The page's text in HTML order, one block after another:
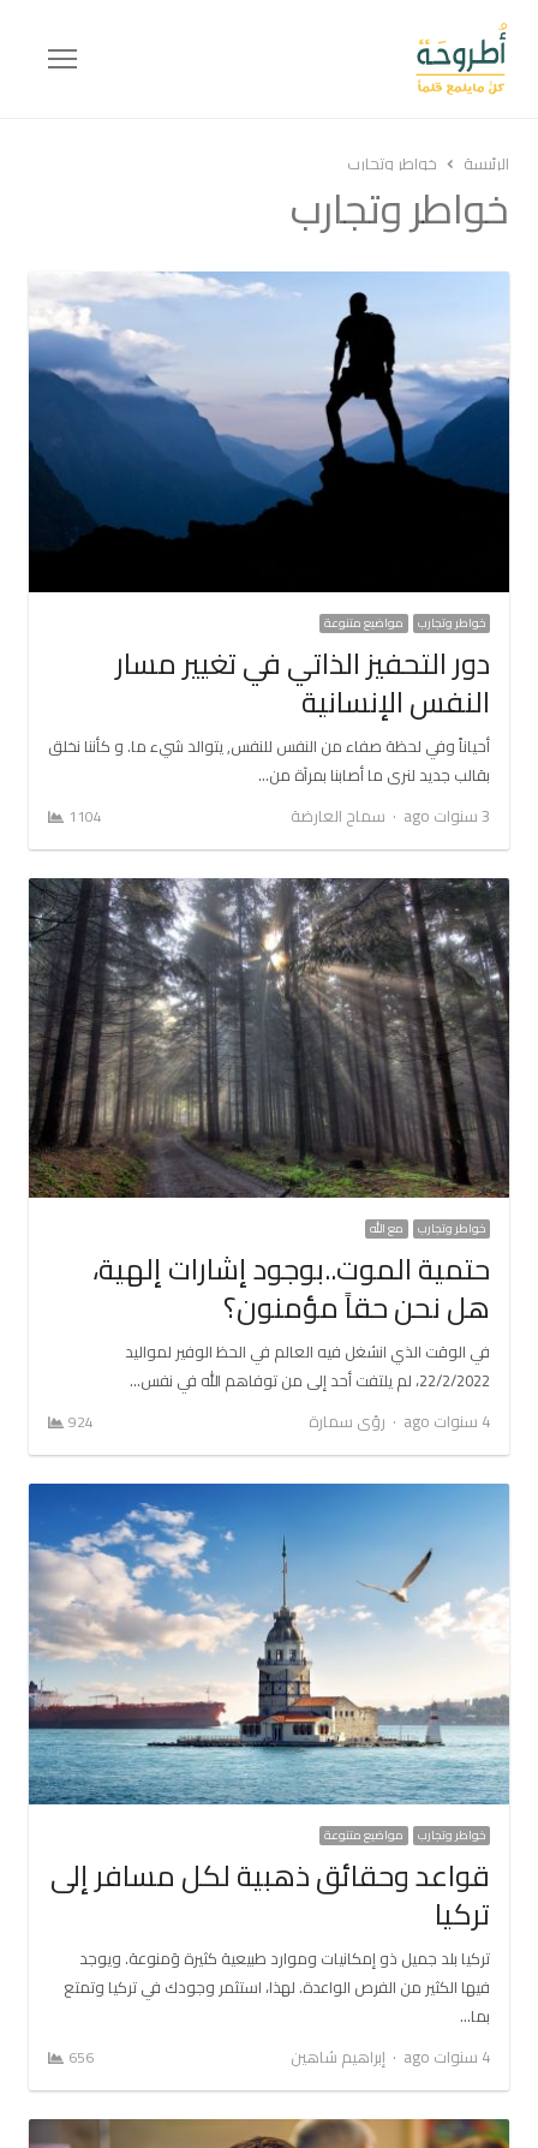
Menu
الرئيسة خواطر وتجارب
خواطر وتجارب
خواطر وتجارب مواضيع متنوعة
دور التحفيز الذاتي في تغيير مسار
النفس الإنسانية
أحياناً وفي لحظة صفاء من النفس للنفس, يتوالد شيء ما. و كأننا نخلق
بقالب جديد لنرى ما أصابنا بمرآة من…
3 سنوات ago
Author
سماح العارضة 1104
خواطر وتجارب مع الله
حتمية الموت..بوجود إشارات إلهية،
هل نحن حقاً مؤمنون؟
في الوقت الذي انشغل فيه العالم في الحظ الوفير لمواليد
22/2/2022، لم يلتفت أحد إلى من توفاهم الله في نفس…
4 سنوات ago
Author
رؤى سمارة 924
خواطر وتجارب مواضيع متنوعة
قواعد وحقائق ذهبية لكل مسافر إلى
تركيا
تركيا بلد جميل ذو إمكانيات وموارد طبيعية كثيرة وَمنوعة. ويوجد
فيها الكثير من الفرص الواعدة. لهذا، استثمر وجودك في تركيا وتمتع
بما…
4 سنوات ago
Author
إبراهيم شاهين 656